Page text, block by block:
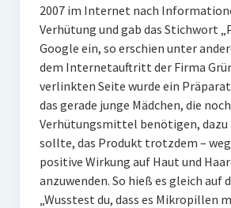
2007 im Internet nach
Verhütung und gab das Stichwort
Google ein, so erschien unter
dem Internetauftritt der Firma
verlinkten Seite wurde ein
das gerade junge Mädchen, die
Verhütungsmittel benötigen, dazu
sollte, das Produkt trotzdem –
positive Wirkung auf Haut und
anzuwenden. So hieß es gleich auf
„Wusstest du, dass es Mikropillen